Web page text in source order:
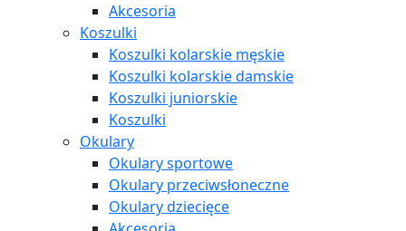
Akcesoria
Koszulki
Koszulki kolarskie męskie
Koszulki kolarskie damskie
Koszulki juniorskie
Koszulki
Okulary
Okulary sportowe
Okulary przeciwsłoneczne
Okulary dziecięce